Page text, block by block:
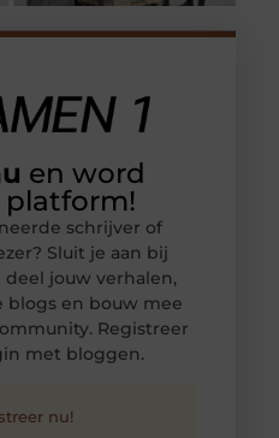
en word
platform!
schrijver of
Sluit je aan bij
jouw verhalen,
en bouw mee
Registreer
met bloggen.
nu!